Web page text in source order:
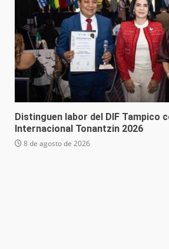
Distinguen labor del DIF Tampico
Internacional Tonantzin 2026
8 de agosto de 2026